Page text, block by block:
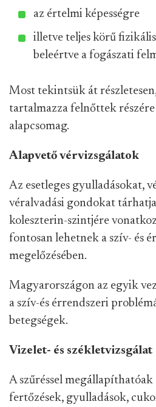
az értelmi képességre
illetve teljes körű
beleértve a fogászati
Most tekintsük át
tartalmazza felnőttek
alapcsomag.
Alapvető vérvizsgálatok
Az esetleges gyulladásokat,
véralvadási gondokat
koleszterin-szintjére
fontosan lehetnek a szív- és
megelőzésében.
Magyarországon az egyik
a szív-és érrendszeri
betegségek.
Vizelet- és székletvizsgálat
A szűréssel megállapíthatóak
fertőzések, gyulladások,